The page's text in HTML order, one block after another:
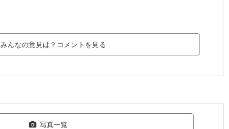
みんなの意見は？コメントを見る
写真一覧